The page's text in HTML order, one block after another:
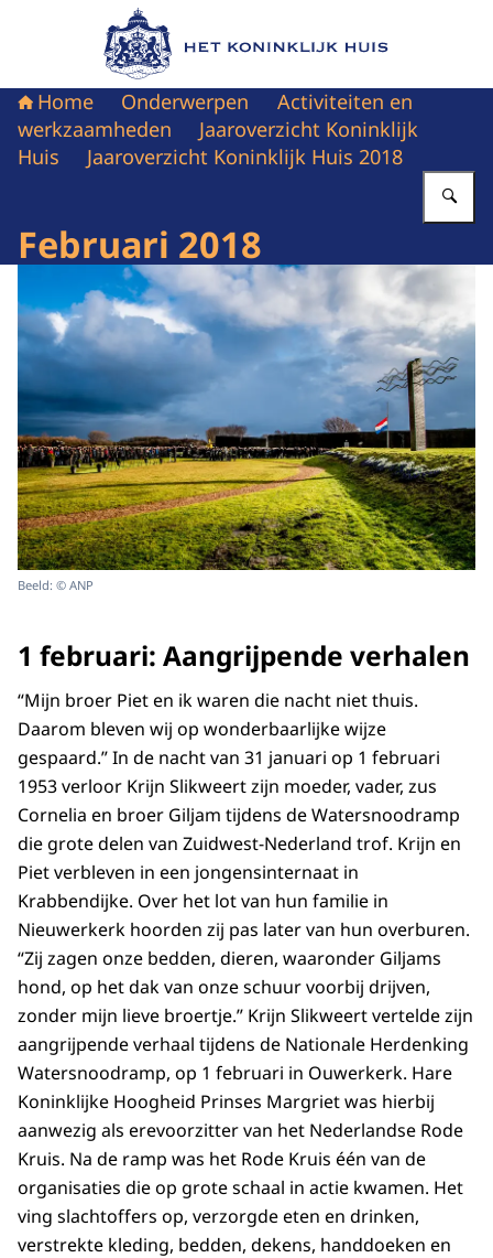
Naar de homepage van Het Koninklijk Huis
Home Onderwerpen
Activiteiten en
werkzaamheden
Jaaroverzicht Koninklijk
Huis
Jaaroverzicht Koninklijk Huis 2018
Februari 2018
Beeld: © ANP
1 februari: Aangrijpende verhalen
“Mijn broer Piet en ik waren die nacht niet thuis.
Daarom bleven wij op wonderbaarlijke wijze
gespaard.” In de nacht van 31 januari op 1 februari
1953 verloor Krijn Slikweert zijn moeder, vader, zus
Cornelia en broer Giljam tijdens de Watersnoodramp
die grote delen van Zuidwest-Nederland trof. Krijn en
Piet verbleven in een jongensinternaat in
Krabbendijke. Over het lot van hun familie in
Nieuwerkerk hoorden zij pas later van hun overburen.
“Zij zagen onze bedden, dieren, waaronder Giljams
hond, op het dak van onze schuur voorbij drijven,
zonder mijn lieve broertje.” Krijn Slikweert vertelde zijn
aangrijpende verhaal tijdens de Nationale Herdenking
Watersnoodramp, op 1 februari in Ouwerkerk. Hare
Koninklijke Hoogheid Prinses Margriet was hierbij
aanwezig als erevoorzitter van het Nederlandse Rode
Kruis. Na de ramp was het Rode Kruis één van de
organisaties die op grote schaal in actie kwamen. Het
ving slachtoffers op, verzorgde eten en drinken,
verstrekte kleding, bedden, dekens, handdoeken en